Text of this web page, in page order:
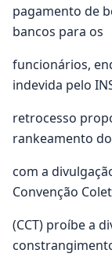
pagamento de
bancos para os
funcionários,
indevida pelo
retrocesso
rankeamento
com a
Convenção
(CCT) proíbe a